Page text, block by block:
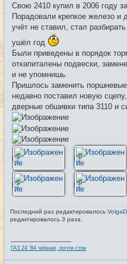
Свою 2410 купил в 2006 году
Порадовали крепкое железо и
учёт не ставил, стал
ушёл год
Были приведены в порядок
откапиталены подвески,
и не упомнишь.
Пришлось заменить
недавно поставил новую
дверные обшивки типа 3110 и
Последний раз редактировалось
редактировалось 3 раза.
ГАЗ 24 '84 чёрная, почти сток